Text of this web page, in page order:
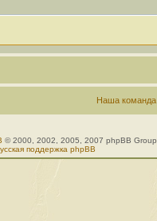
Наша команда
© 2000, 2002, 2005, 2007 phpBB Group
поддержка phpBB